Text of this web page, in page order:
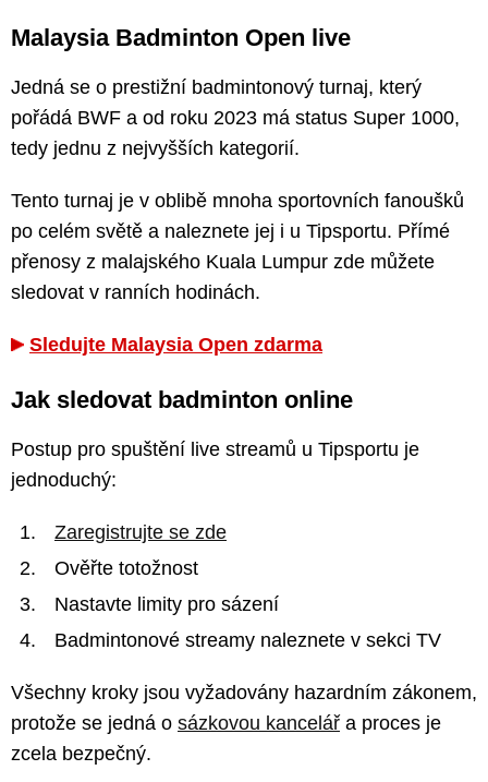
Malaysia Badminton Open live
Jedná se o prestižní badmintonový turnaj, který
pořádá BWF a od roku 2023 má status Super 1000,
tedy jednu z nejvyšších kategorií.
Tento turnaj je v oblibě mnoha sportovních fanoušků
po celém světě a naleznete jej i u Tipsportu. Přímé
přenosy z malajského Kuala Lumpur zde můžete
sledovat v ranních hodinách.
Sledujte Malaysia Open zdarma
Jak sledovat badminton online
Postup pro spuštění live streamů u Tipsportu je
jednoduchý:
Zaregistrujte se zde
Ověřte totožnost
Nastavte limity pro sázení
Badmintonové streamy naleznete v sekci TV
Všechny kroky jsou vyžadovány hazardním zákonem,
protože se jedná o sázkovou kancelářa proces je
zcela bezpečný.